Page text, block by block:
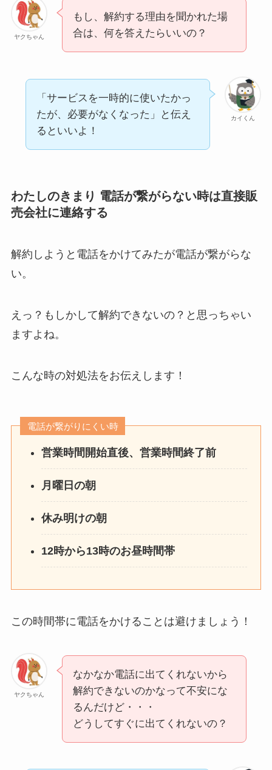
ヤクちゃん
もし、解約する理由を聞かれた場
合は、何を答えたらいいの？
カイくん
「サービスを一時的に使いたかっ
たが、必要がなくなった」と伝え
るといいよ！
わたしのきまり 電話が繋がらない時は直接販
売会社に連絡する
解約しようと電話をかけてみたが電話が繋がらな
い。
えっ？もしかして解約できないの？と思っちゃい
ますよね。
こんな時の対処法をお伝えします！
電話が繋がりにくい時
営業時間開始直後、営業時間終了前
月曜日の朝
休み明けの朝
12時から13時のお昼時間帯
この時間帯に電話をかけることは避けましょう！
ヤクちゃん
なかなか電話に出てくれないから
解約できないのかなって不安にな
るんだけど・・・
どうしてすぐに出てくれないの？